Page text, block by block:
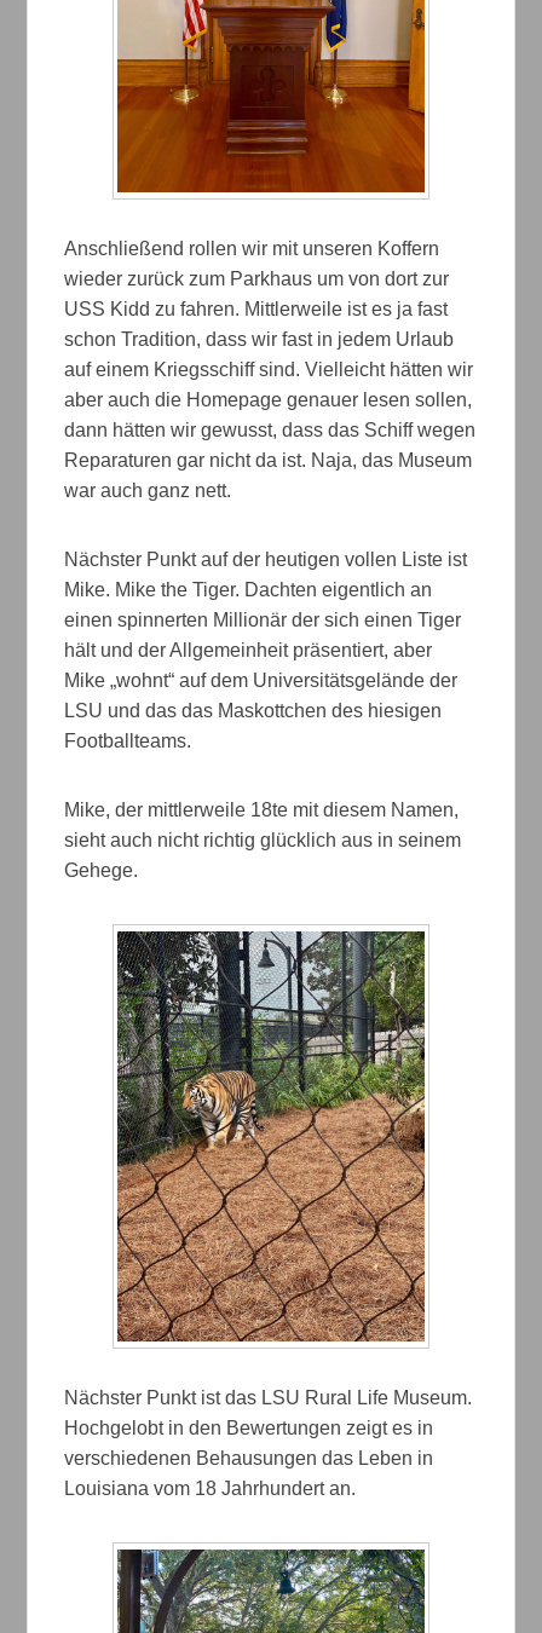
Anschließend rollen wir mit unseren Koffern
wieder zurück zum Parkhaus um von dort zur
USS Kidd zu fahren. Mittlerweile ist es ja fast
schon Tradition, dass wir fast in jedem Urlaub
auf einem Kriegsschiff sind. Vielleicht hätten wir
aber auch die Homepage genauer lesen sollen,
dann hätten wir gewusst, dass das Schiff wegen
Reparaturen gar nicht da ist. Naja, das Museum
war auch ganz nett.
Nächster Punkt auf der heutigen vollen Liste ist
Mike. Mike the Tiger. Dachten eigentlich an
einen spinnerten Millionär der sich einen Tiger
hält und der Allgemeinheit präsentiert, aber
Mike „wohnt“ auf dem Universitätsgelände der
LSU und das das Maskottchen des hiesigen
Footballteams.
Mike, der mittlerweile 18te mit diesem Namen,
sieht auch nicht richtig glücklich aus in seinem
Gehege.
Nächster Punkt ist das LSU Rural Life Museum.
Hochgelobt in den Bewertungen zeigt es in
verschiedenen Behausungen das Leben in
Louisiana vom 18 Jahrhundert an.